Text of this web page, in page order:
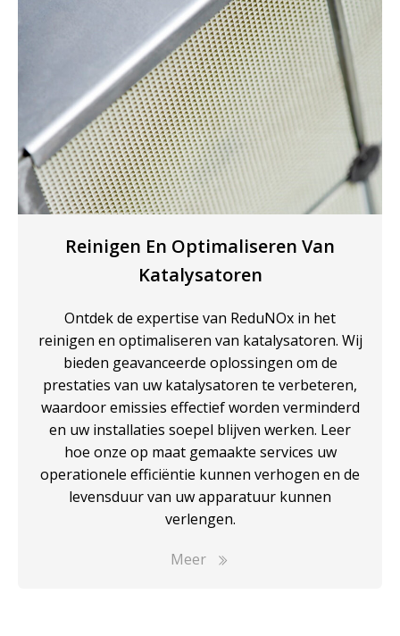
Reinigen En Optimaliseren Van
Katalysatoren
Ontdek de expertise van ReduNOx in het
reinigen en optimaliseren van katalysatoren. Wij
bieden geavanceerde oplossingen om de
prestaties van uw katalysatoren te verbeteren,
waardoor emissies effectief worden verminderd
en uw installaties soepel blijven werken. Leer
hoe onze op maat gemaakte services uw
operationele efficiëntie kunnen verhogen en de
levensduur van uw apparatuur kunnen
verlengen.
Meer